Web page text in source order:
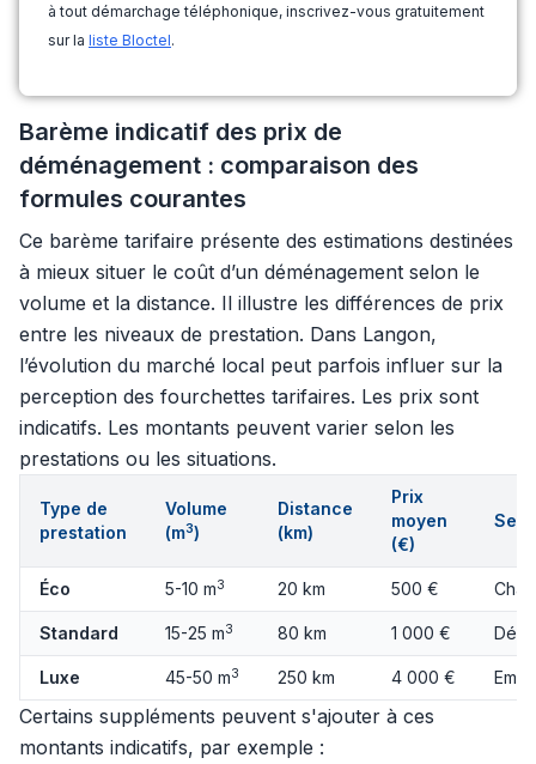
à tout démarchage téléphonique, inscrivez-vous gratuitement
sur la liste Bloctel.
Barème indicatif des prix de
déménagement : comparaison des
formules courantes
Ce barème tarifaire présente des estimations destinées
à mieux situer le coût d’un déménagement selon le
volume et la distance. Il illustre les différences de prix
entre les niveaux de prestation. Dans Langon,
l’évolution du marché local peut parfois influer sur la
perception des fourchettes tarifaires. Les prix sont
indicatifs. Les montants peuvent varier selon les
prestations ou les situations.
Type de
prestation
Volume
(m3)
Distance
(km)
Prix
moyen
(€)
Éco 5-10 m3 20 km 500 €
Standard 15-25 m3 80 km 1 000 €
Luxe 45-50 m3 250 km 4 000 €
Certains suppléments peuvent s'ajouter à ces
montants indicatifs, par exemple :